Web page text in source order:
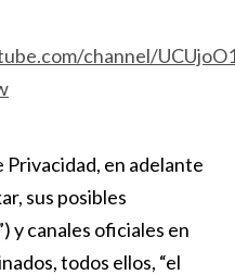
channel/
en adelante
sus posibles
y canales oficiales en
todos ellos, “el